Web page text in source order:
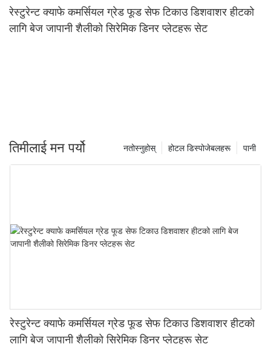
रेस्टुरेन्ट क्याफे कमर्सियल ग्रेड फूड सेफ टिकाउ डिशवाशर हीटको
लागि बेज जापानी शैलीको सिरेमिक डिनर प्लेटहरू सेट
तिमीलाई मन पर्यो पानी
होटल डिस्पोजेबलहरू
नतोस्नुहोस्
रेस्टुरेन्ट क्याफे कमर्सियल ग्रेड फूड सेफ टिकाउ डिशवाशर हीटको
लागि बेज जापानी शैलीको सिरेमिक डिनर प्लेटहरू सेट